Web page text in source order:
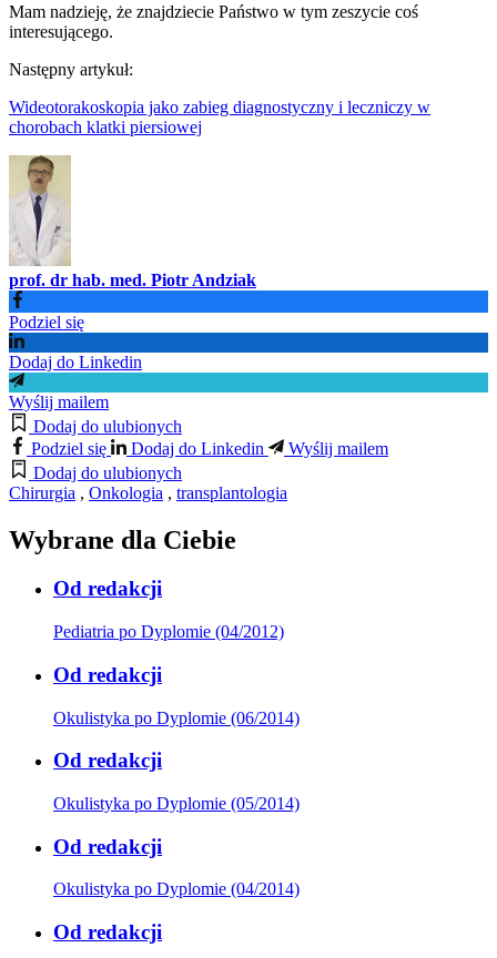
Mam nadzieję, że znajdziecie Państwo w tym zeszycie coś
interesującego.
Następny artykuł:
Wideotorakoskopia jako zabieg diagnostyczny i leczniczy w
chorobach klatki piersiowej
prof. dr hab. med. Piotr Andziak
Podziel się
Dodaj do Linkedin
Wyślij mailem
Dodaj do ulubionych
Podziel się
Dodaj do Linkedin
Wyślij mailem
Dodaj do ulubionych
Chirurgia , Onkologia , transplantologia
Wybrane dla Ciebie
Od redakcji
Pediatria po Dyplomie (04/2012)
Od redakcji
Okulistyka po Dyplomie (06/2014)
Od redakcji
Okulistyka po Dyplomie (05/2014)
Od redakcji
Okulistyka po Dyplomie (04/2014)
Od redakcji